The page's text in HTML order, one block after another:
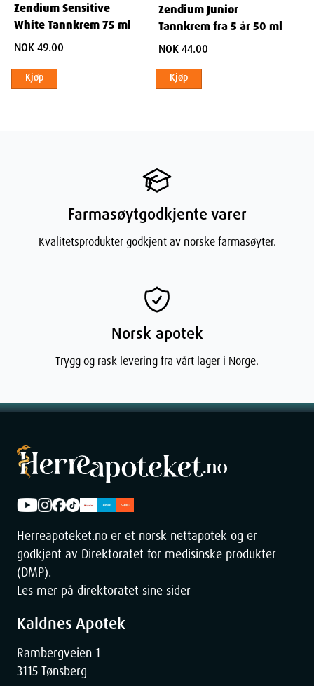
Zendium Sensitive
White Tannkrem 75 ml
NOK 49.00
Kjøp
Zendium Junior
Tannkrem fra 5 år 50 ml
NOK 44.00
Kjøp
Farmasøytgodkjente varer
Kvalitetsprodukter godkjent av norske farmasøyter.
Norsk apotek
Trygg og rask levering fra vårt lager i Norge.
Herreapoteket.no er et norsk nettapotek og er
godkjent av Direktoratet for medisinske produkter
(DMP).
Les mer på direktoratet sine sider
Kaldnes Apotek
Rambergveien 1
3115 Tønsberg